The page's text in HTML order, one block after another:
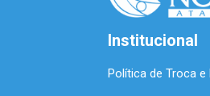
Institucional
Política de Troca e